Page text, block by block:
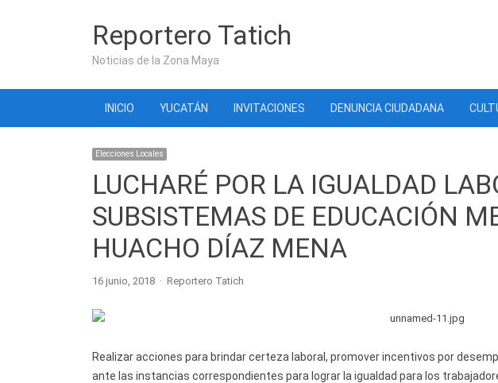
Reportero Tatich
Noticias de la Zona Maya
INICIO YUCATÁN INVITACIONES DENUNCIA CIUDADANA
Elecciones Locales
LUCHARÉ POR LA IGUALDAD
SUBSISTEMAS DE EDUCACIÓN
HUACHO DÍAZ MENA
16 junio, 2018 Author
Reportero Tatich
Realizar acciones para brindar certeza laboral, promover incentivos por
ante las instancias correspondientes para lograr la igualdad para los